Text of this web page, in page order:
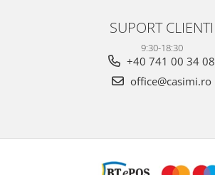
SUPORT CLIENTI
9:30-18:30
+40 741 00 34 08
office@casimi.ro